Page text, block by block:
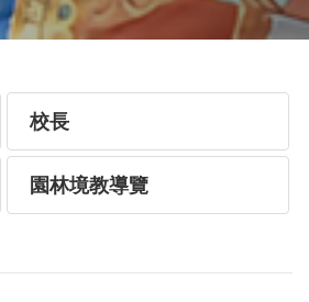
校長
園林境教導覽